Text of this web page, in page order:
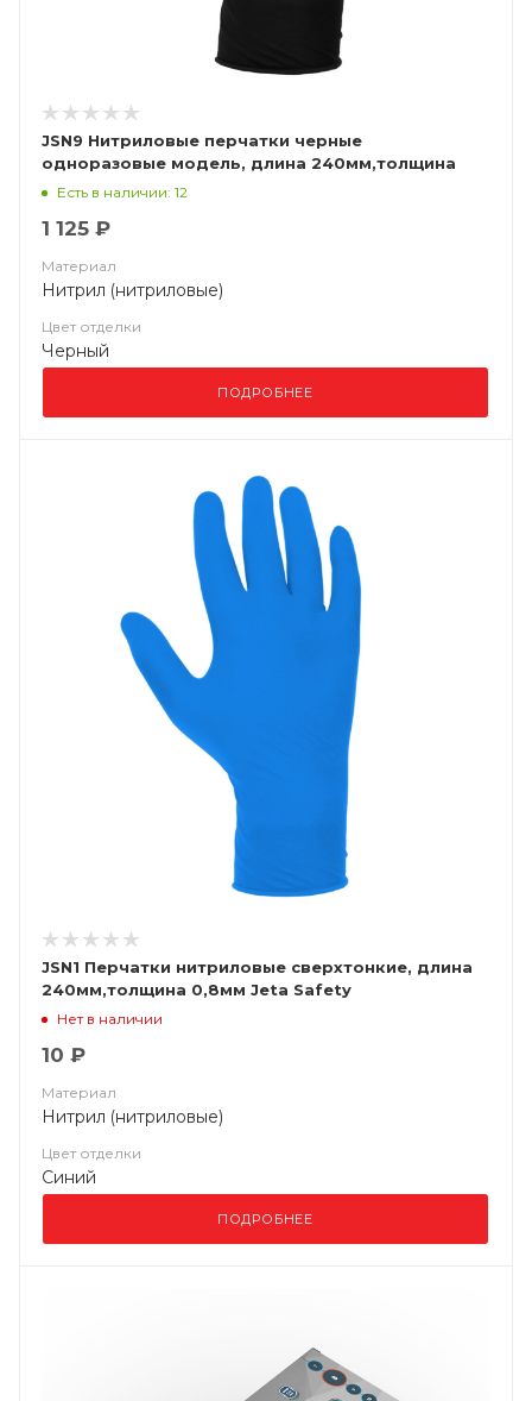
JSN9 Нитриловые перчатки черные
одноразовые модель, длина 240мм,толщина
0,15мм
Есть в наличии: 12
1 125 ₽
Материал
Нитрил (нитриловые)
Цвет отделки
Черный
ПОДРОБНЕЕ
JSN1 Перчатки нитриловые сверхтонкие, длина
240мм,толщина 0,8мм Jeta Safety
Нет в наличии
10 ₽
Материал
Нитрил (нитриловые)
Цвет отделки
Синий
ПОДРОБНЕЕ